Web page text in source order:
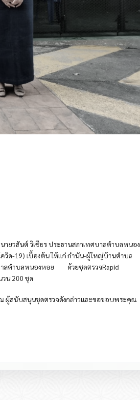
ายวสันต์ วิเชียร ประธานสภาเทศบาลตำบลหนอง
ควิด-19) เบื้องต้น ให้แก่ กำนัน-ผู้ใหญ่บ้านตำบล
าลตำบลหนองหอย ด้วยชุดตรวจRapid
วน 200 ชุด
ผู้สนับสนุนชุดตรวจดังกล่าวและขอขอบพระคุณ